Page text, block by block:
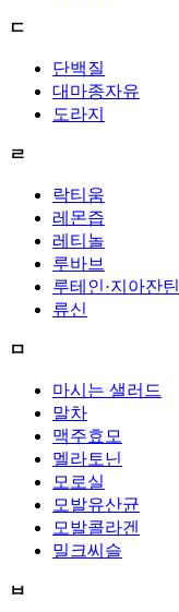
ㄷ
단백질
대마종자유
도라지
ㄹ
락티움
레몬즙
레티놀
루바브
루테인·지아잔틴
류신
ㅁ
마시는 샐러드
말차
맥주효모
멜라토닌
모로실
모발유산균
모발콜라겐
밀크씨슬
ㅂ